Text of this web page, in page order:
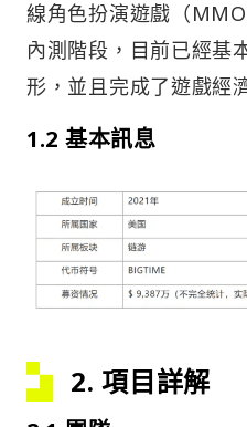
線角色扮演遊戲（
內測階段，目前已經基
形，並且完成了遊戲經
1.2 基本訊息
2. 項目詳解